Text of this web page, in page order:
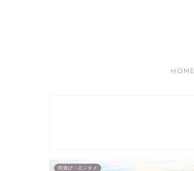
HOME
街遊び・エンタメ